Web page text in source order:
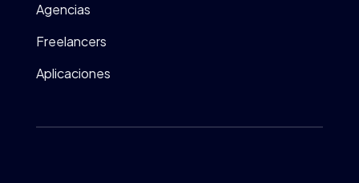
Agencias
Freelancers
Aplicaciones